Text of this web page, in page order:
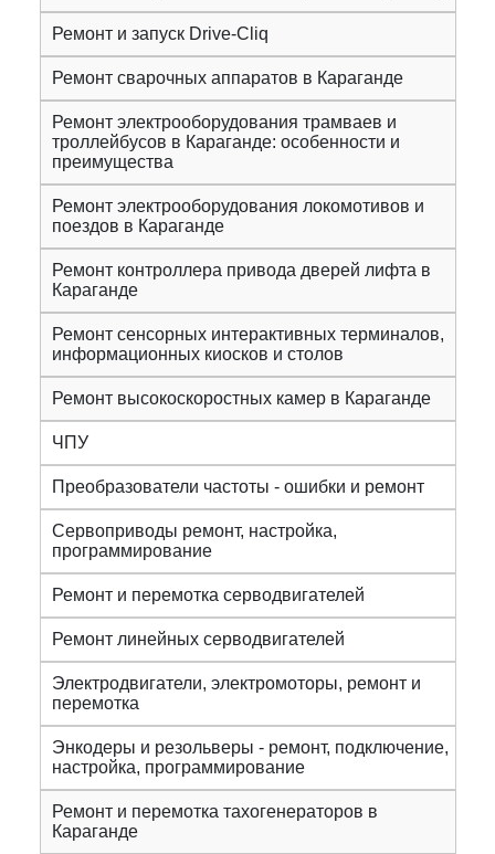
Ремонт и запуск Drive-Cliq
Ремонт сварочных аппаратов в Караганде
Ремонт электрооборудования трамваев и
троллейбусов в Караганде: особенности и
преимущества
Ремонт электрооборудования локомотивов и
поездов в Караганде
Ремонт контроллера привода дверей лифта в
Караганде
Ремонт сенсорных интерактивных терминалов,
информационных киосков и столов
Ремонт высокоскоростных камер в Караганде
ЧПУ
Преобразователи частоты - ошибки и ремонт
Сервоприводы ремонт, настройка,
программирование
Ремонт и перемотка серводвигателей
Ремонт линейных серводвигателей
Электродвигатели, электромоторы, ремонт и
перемотка
Энкодеры и резольверы - ремонт, подключение,
настройка, программирование
Ремонт и перемотка тахогенераторов в
Караганде